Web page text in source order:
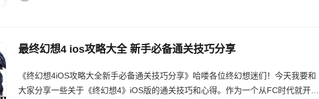
最终幻想4 ios攻略大全 新手必备通关技巧分享
《终幻想4iOS攻略大全新手必备通关技巧分享》哈喽各位终幻想迷们！今天我要和
大家分享一些关于《终幻想4》iOS版的通关技巧和心得。作为一个从FC时代就开始